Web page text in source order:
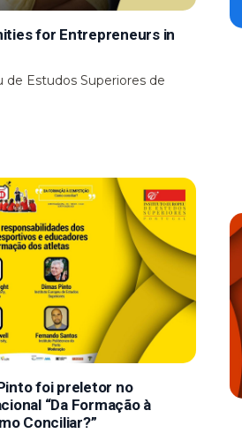
for Entrepreneurs in
Estudos Superiores de
foi preletor no
“Da Formação à
Conciliar?”